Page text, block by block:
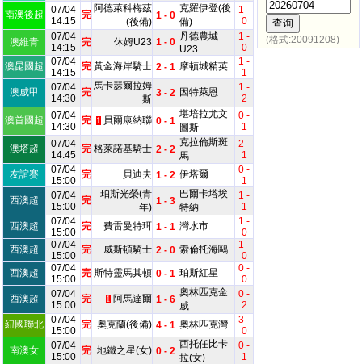
南澳後超
07/04
14:15
完
阿德萊科梅茲
(後備)
1 - 0
克羅伊登(後
備)
1 -
0
澳維青
07/04
14:15 完 休姆U23 1 - 0 丹德農城
U23
1 -
0
澳昆國超
07/04
14:15
完 黃金海岸騎士 2 - 1 摩頓城精英
1 -
1
澳威甲
07/04
14:30
完
馬卡瑟爾拉姆
斯
3 - 2 因特萊恩
1 -
2
澳首國超
07/04
14:30
完 1 貝爾康納聯 0 - 1
堪培拉尤文
圖斯
0 -
1
澳塔超
07/04
14:45
完 格萊諾基騎士 2 - 2
克拉倫斯斑
馬
2 -
1
友誼賽
07/04
15:00
完 貝迪夫 1 - 2 伊塔爾
0 -
1
西澳超
07/04
15:00
完
珀斯光榮(青
年)
1 - 3
巴爾卡塔埃
特納
1 -
1
西澳超
07/04
15:00
完 費雷曼特珥 1 - 1 灣水市
1 -
0
西澳超
07/04
15:00
完 威斯頓騎士 2 - 0 索倫托海鷗
1 -
0
西澳超
07/04
15:00
完 斯特靈馬其頓 0 - 1 珀斯紅星
0 -
0
西澳超
07/04
15:00
完 1 阿馬達爾 1 - 6
奧林匹克金
威
0 -
2
紐國聯北
07/04
15:00
完 奧克蘭(後備) 4 - 1 奧林匹克灣
3 -
0
南澳女
07/04
15:00
完 地鐵之星(女) 0 - 2
西托任比卡
拉(女)
0 -
1
(格式:20091208)